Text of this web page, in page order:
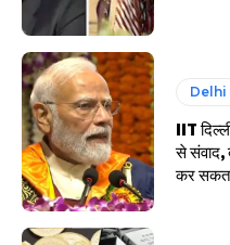
Delhi
IIT
से संवाद,
कर